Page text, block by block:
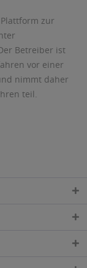
zur
Betreiber ist
vor einer
nimmt daher
teil.